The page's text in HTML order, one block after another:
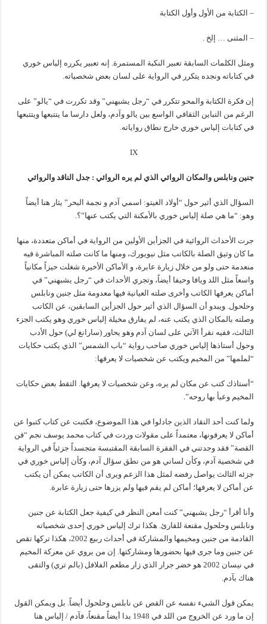
– الكتابة من الأول وأول الكتابة
– المثنى … إلخ .
ومثل الكلمات السابقة تعبير النكبة المستمرة. إنه تعبير يكرره إلياس خوري
في كتاباته ونجده يتكرر في الرواية على لسان بعض شخصياته.
إن فكرة الكتابة والمحو تتكرر في “رجل يشبهني” وقد تكررت في “يالو” على
الرغم من التباين الثقافي الواسع بين يالو وآدم، ولعل دارسا ما يتتبعها ويتتبعها
في كتابات إلياس خوري خارج نطاق رواياته.
IX
جنين ونابلس والمكان الروائي الذي لم يره الروائي : جدل الناقد والروائي
السؤال الذي أثير حول “أولاد الغيتو: اسمي آدم و نجمة البحر” يثار هنا أيضاً
وهو: “ما هي صلة إلياس خوري بالأمكنة التي يكتب عنها”؟.
جرت الأحداث الروائية في الجزأين الأولين من الرواية في أماكن متعددة، منها
ما كان وثيق الصلة بالكاتب مثل نيويورك، ومنها ما كانت صلته المباشرة فيه
منعدمة حتى ولو من خلال زيارة عابرة، و الأماكن الأخيرة شغلت حيزاً مكانياً
واسعاً مثل اللد ويافا وحيفا أيضاً، وتجري الأحداث في “رجل يشبهني” في
أماكن يعرفها الكاتب وأخرى صلته العيانية فيها معدومة مثل جنين ونابلس
وحلحول. ويبدو أن السؤال الذي أثير حول الجزأين السابقين، عن الكاتب
وصلته بالمكان الذي يكتب عنه، لم يفارق مخيلة إلياس خوري وهو يكتب الجزء
الثالث، ففيه نقرأ الآتي على لسان آدم وهو يحاور (سارانغ لي) حول الأدب
وحول أستاذها إلياس خوري صاحب رواية “باب الشمس” الذي يكتب حكايات
“لملمها” من المخيم ويكتب عن شخصيات لا يعرفها:
“أستاذك كتب عن مكان لم يره، وعن شخصيات لا يعرفها. التقط بعض حكايات
المخيم وعبأ بها روحه”.
ولما كنت أحد النقاد الذين جادلوا في هذا الموضوع، فكتبت عن كتاب كتبوا عن
أماكن لا يعرفونها، معتمداً على مقولات وردت في كتاب محمد يوسف نجم “فن
القصة” فقد وجدتني في الفقرة السابقة المقتبسة متجسداً جزئياً في الرواية
في شخصية آدم، وكأن لساني هو من نطق سؤال آدم، وكأن إلياس خوري في
جزئه الثالث يواصل رفضه لمثل هذا الزعم ويرى أن الكاتب يمكن أن يكتب
عن أماكن لا يعرفها؛ أماكن لم يقم فيها ولم يزرها حتى زيارة عابرة.
وأنا أقرأ “رجل يشبهني” كنت أمعن النظر في كيفية جعل الكتابة عن جنين
ونابلس وحلحول مقنعة للقارئ. هكذا ترك إلياس خوري إحدى شخصياته
القادمة من جنين ومخيمها والمشاركة في أحداث ربيع 2002، هكذا تركها تقص
عن جنين وما جرى فيها بحضورها ومشاركتها. إن من يروي عن معركة المخيم
في نيسان 2002 هو خضر جرار الذي زار مطعم الفلافل (بالم تري) والتقى
هناك بآدم.
يمكن قول الشيء نفسه عن القص عن نابلس وحلحول أيضاً. بل ويمكن القول
إن ما ورد عن الخروج من اللد في 1948 بدا أيضاً مقنعاً، فآدم / إلياس هنا